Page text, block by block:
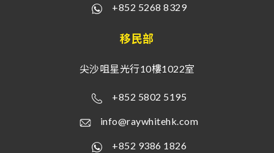
+852 5268 8329
移民部
尖沙咀星光行10樓1022室
+852 5802 5195
info@raywhitehk.com
+852 9386 1826